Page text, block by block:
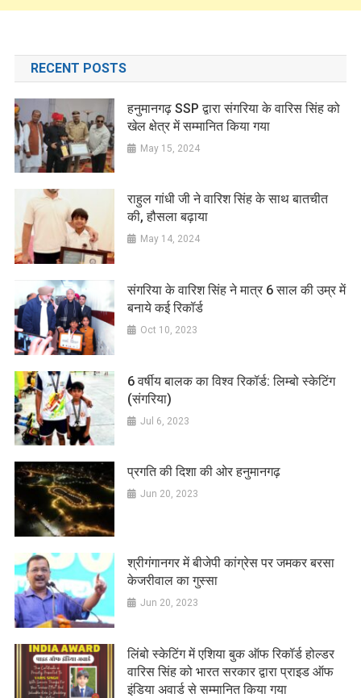
RECENT POSTS
हनुमानगढ़ SSP द्वारा संगरिया के वारिस सिंह को
खेल क्षेत्र में सम्मानित किया गया
May 15, 2024
राहुल गांधी जी ने वारिश सिंह के साथ बातचीत
की, हौसला बढ़ाया
May 14, 2024
संगरिया के वारिश सिंह ने मात्र 6 साल की उम्र में
बनाये कई रिकॉर्ड
Oct 10, 2023
6 वर्षीय बालक का विश्व रिकॉर्ड: लिम्बो स्केटिंग
(संगरिया)
Jul 6, 2023
प्रगति की दिशा की ओर हनुमानगढ़
Jun 20, 2023
श्रीगंगानगर में बीजेपी कांग्रेस पर जमकर बरसा
केजरीवाल का गुस्सा
Jun 20, 2023
लिंबो स्केटिंग में एशिया बुक ऑफ रिकॉर्ड होल्डर
वारिस सिंह को भारत सरकार द्वारा प्राइड ऑफ
इंडिया अवार्ड से सम्मानित किया गया